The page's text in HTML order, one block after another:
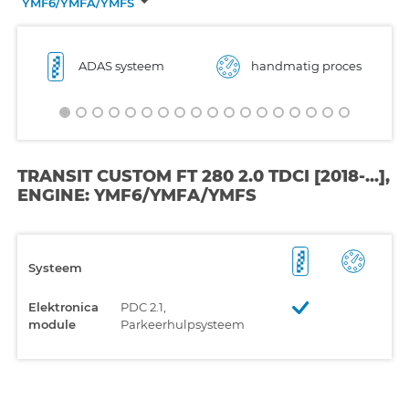
ADAS systeem handmatig proces
TRANSIT CUSTOM FT 280 2.0 TDCI [2018-...],
ENGINE: YMF6/YMFA/YMFS
Systeem
Elektronica
module
PDC 2.1,
Parkeerhulpsysteem